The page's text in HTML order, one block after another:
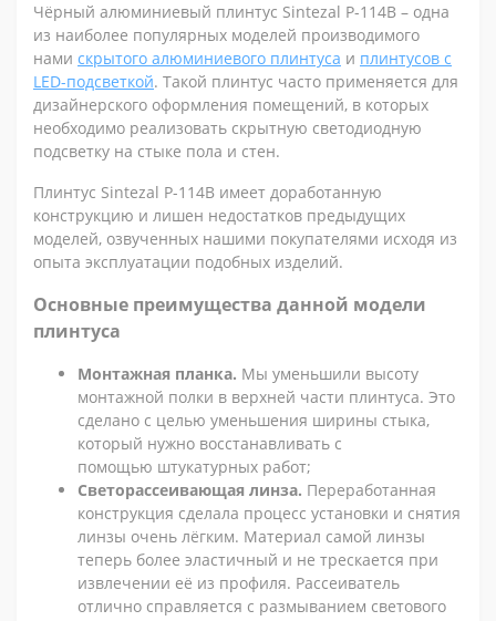
Чёрный алюминиевый плинтус Sintezal P-114B – одна
из наиболее популярных моделей производимого
нами скрытого алюминиевого плинтуса и плинтусов с
LED-подсветкой. Такой плинтус часто применяется для
дизайнерского оформления помещений, в которых
необходимо реализовать скрытную светодиодную
подсветку на стыке пола и стен.
Плинтус Sintezal Р-114В имеет доработанную
конструкцию и лишен недостатков предыдущих
моделей, озвученных нашими покупателями исходя из
опыта эксплуатации подобных изделий.
Основные преимущества данной модели
плинтуса
Монтажная планка. Мы уменьшили высоту
монтажной полки в верхней части плинтуса. Это
сделано с целью уменьшения ширины стыка,
который нужно восстанавливать с
помощью штукатурных работ;
Светорассеивающая линза. Переработанная
конструкция сделала процесс установки и снятия
линзы очень лёгким. Материал самой линзы
теперь более эластичный и не трескается при
извлечении её из профиля. Рассеиватель
отлично справляется с размыванием светового